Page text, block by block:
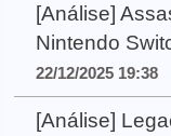
[Análise]
Nintendo
22/12/2025 19:38
[Análise]